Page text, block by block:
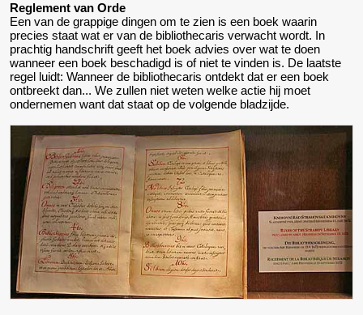
Reglement van Orde
Een van de grappige dingen om te zien is een boek waarin
precies staat wat er van de bibliothecaris verwacht wordt. In
prachtig handschrift geeft het boek advies over wat te doen
wanneer een boek beschadigd is of niet te vinden is. De laatste
regel luidt: Wanneer de bibliothecaris ontdekt dat er een boek
ontbreekt dan... We zullen niet weten welke actie hij moet
ondernemen want dat staat op de volgende bladzijde.